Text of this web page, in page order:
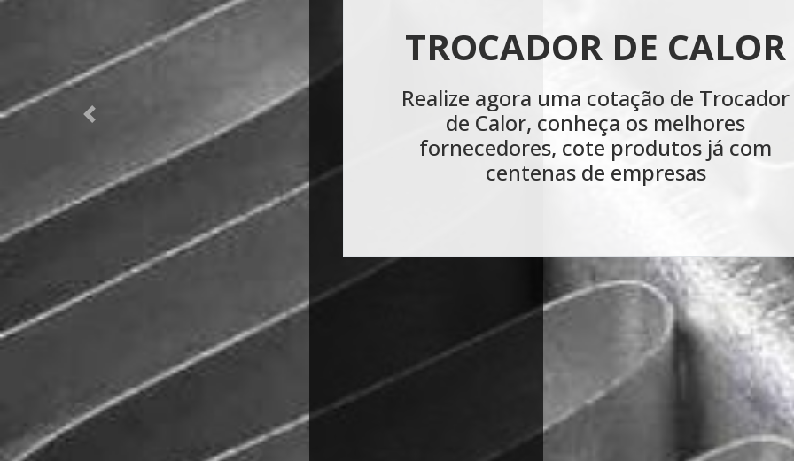
RADIADORES
INDUSTRIAIS
Realize uma cotação de Radiadores
Industriais, conheça os melhores
fornecedores, cote produtos já com
centenas de empresas
Previous